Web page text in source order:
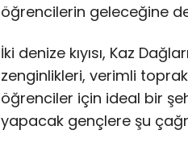
öğrencilerin geleceğine
İki denize kıyısı, Kaz
zenginlikleri, verimli
öğrenciler için ideal bir
yapacak gençlere şu